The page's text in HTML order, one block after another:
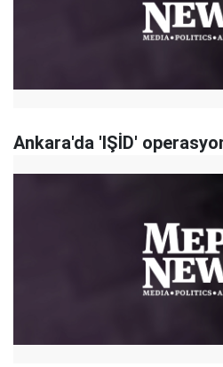
Ankara'da 'IŞİD'